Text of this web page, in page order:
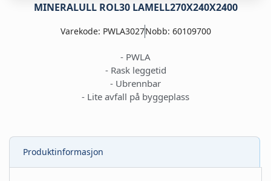
MINERALULL ROL30 LAMELL270X240X2400
Varekode: PWLA3027Nobb: 60109700
- PWLA
- Rask leggetid
- Ubrennbar
- Lite avfall på byggeplass
Produktinformasjon